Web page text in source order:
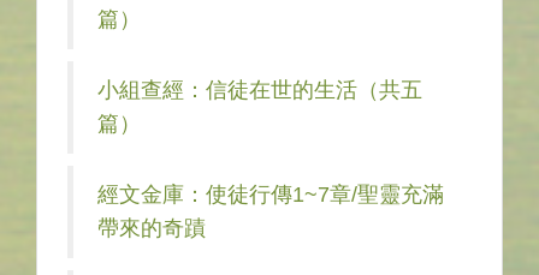
篇）
小組查經：信徒在世的生活（共五
篇）
經文金庫：使徒行傳1~7章/聖靈充滿
帶來的奇蹟